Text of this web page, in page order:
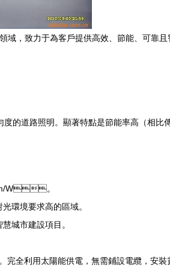
力于為客戶提供高效、節能、可靠
度的道路照明。顯著特點是節能率高（相
W。
環境要求高的區域。
市建設項目。
。完全利用太陽能供電，無需鋪設電纜，安